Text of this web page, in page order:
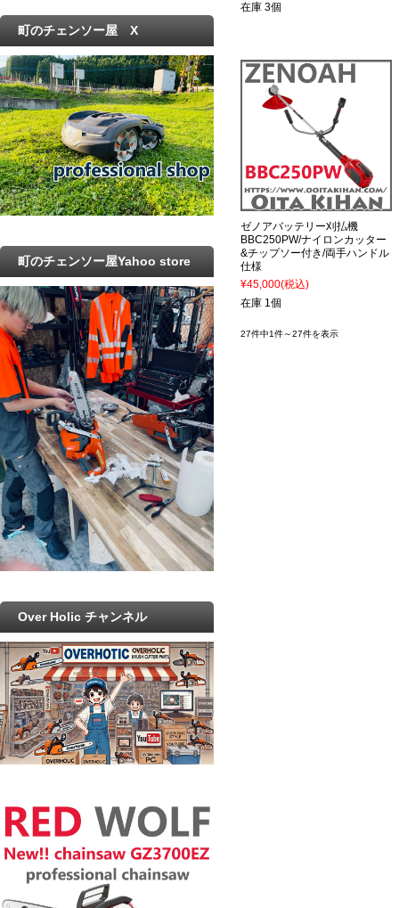
在庫 3個
ゼノアバッテリー刈払機
BBC250PW/ナイロンカッター
&チップソー付き/両手ハンドル
仕様
¥45,000(税込)
在庫 1個
27件中1件～27件を表示
町のチェンソー屋 X
町のチェンソー屋Yahoo store
Over Holic チャンネル